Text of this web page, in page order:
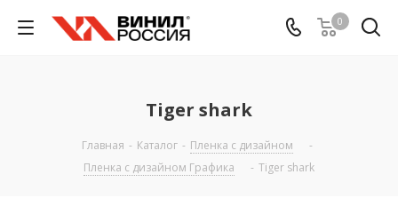
0
Tiger shark
Главная - Каталог - Пленка с дизайном
-
Пленка с дизайном Графика
- Tiger shark